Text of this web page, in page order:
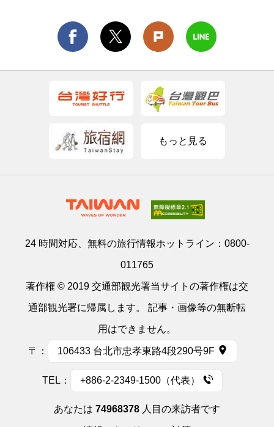
もっと見る
24 時間対応、無料の旅行情報ホットライン： 0800-
011765
著作権 © 2019 交通部観光署当サイトの著作権は交
通部観光署に帰属します。 記事・画像等の無断転
用はできません。
〒： 106433 台北市忠孝東路4段290号9F
TEL： +886-2-2349-1500（代表）
あなたは 74968378 人目の来訪者です